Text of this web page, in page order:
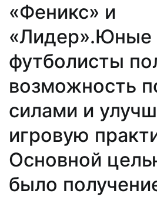
«Феникс» и
«Лидер».Юные
футболисты
возможность
силами и
игровую
Основной
было